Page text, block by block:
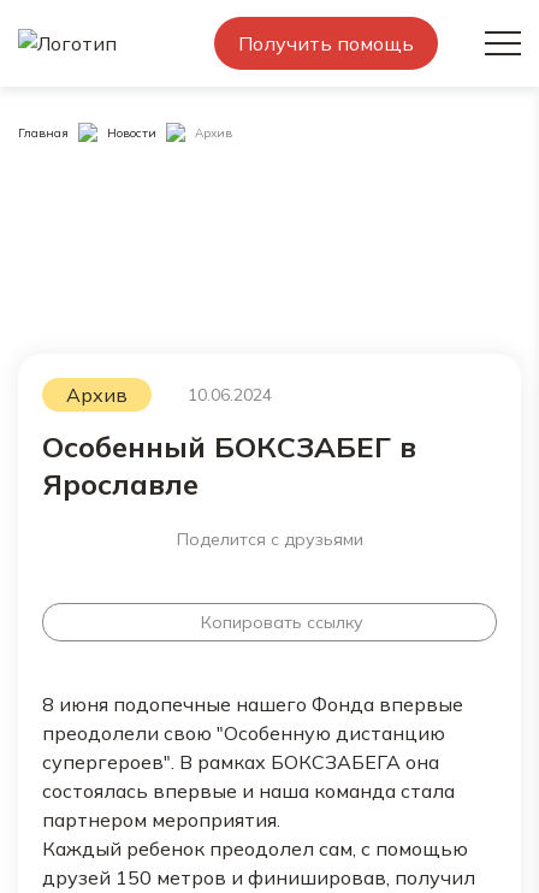
Получить помощь
Главная Новости Архив
Архив 10.06.2024
Особенный БОКСЗАБЕГ в
Ярославле
Поделится с друзьями
Копировать ссылку
8 июня подопечные нашего Фонда впервые
преодолели свою "Особенную дистанцию
супергероев". В рамках БОКСЗАБЕГА она
состоялась впервые и наша команда стала
партнером мероприятия.
Каждый ребенок преодолел сам, с помощью
друзей 150 метров и финишировав, получил